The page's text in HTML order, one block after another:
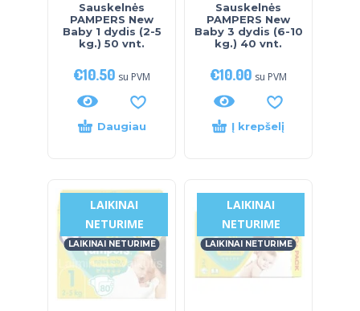
Sauskelnės
PAMPERS New
Baby 1 dydis (2-5
kg.) 50 vnt.
€10.50 su PVM
Daugiau
Sauskelnės
PAMPERS New
Baby 3 dydis (6-10
kg.) 40 vnt.
€10.00 su PVM
Į krepšelį
LAIKINAI
NETURIME
LAIKINAI NETURIME
LAIKINAI
NETURIME
LAIKINAI NETURIME